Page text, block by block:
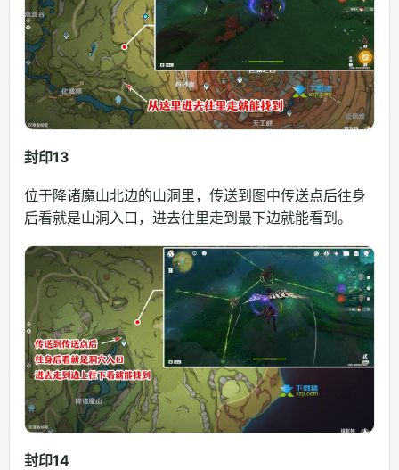
封印13
位于降诸魔山北边的山洞里，传送到图中传送点后往身
后看就是山洞入口，进去往里走到最下边就能看到。
封印14